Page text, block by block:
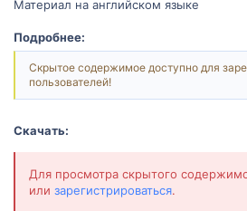
Материал на английском языке
Подробнее:
Скрытое содержимое доступно для
пользователей!
Скачать:
Для просмотра скрытого
или зарегистрироваться.